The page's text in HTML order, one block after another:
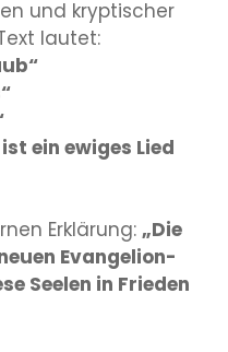
und kryptischer
lautet:
ein ewiges Lied
Erklärung: „Die
Evangelion-
Seelen in Frieden